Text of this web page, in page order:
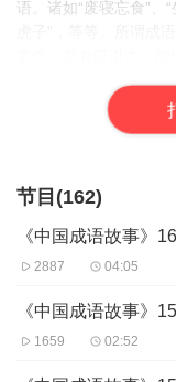
语。诸如“废寝忘食”、
贯性，富有吸引力，
的历史长河中，中国
淀，汉语的精华，智
成语故事中所记录的
节目(162)
《中国成语故事》
2887 04:05
《中国成语故事》
1659 02:52